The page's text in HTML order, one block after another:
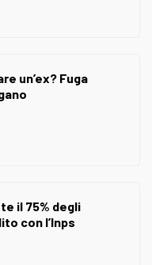
un’ex? Fuga
il 75% degli
con l’Inps